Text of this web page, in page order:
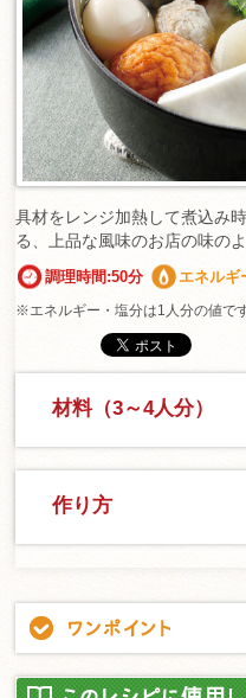
具材をレンジ加熱して煮込み
る、上品な風味のお店の味の
調理時間:50分 エネルギ
※エネルギー・塩分は1人分の値で
材料（3～4人分）
作り方